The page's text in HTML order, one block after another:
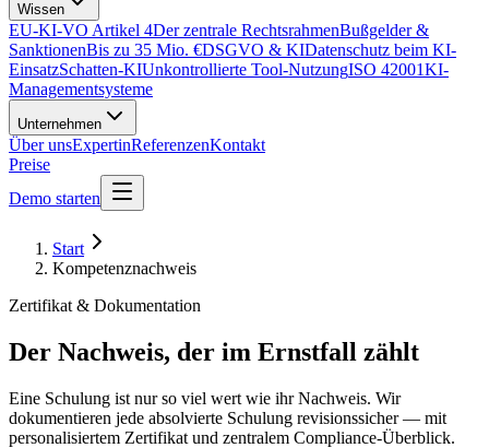
Wissen
EU-KI-VO Artikel 4Der zentrale RechtsrahmenBußgelder &
SanktionenBis zu 35 Mio. €DSGVO & KIDatenschutz beim KI-
EinsatzSchatten-KIUnkontrollierte Tool-NutzungISO 42001KI-
Managementsysteme
Unternehmen
Über unsExpertinReferenzenKontakt
Preise
Demo starten
Start
Kompetenznachweis
Zertifikat & Dokumentation
Der Nachweis, der im Ernstfall zählt
Eine Schulung ist nur so viel wert wie ihr Nachweis. Wir
dokumentieren jede absolvierte Schulung revisionssicher — mit
personalisiertem Zertifikat und zentralem Compliance-Überblick.